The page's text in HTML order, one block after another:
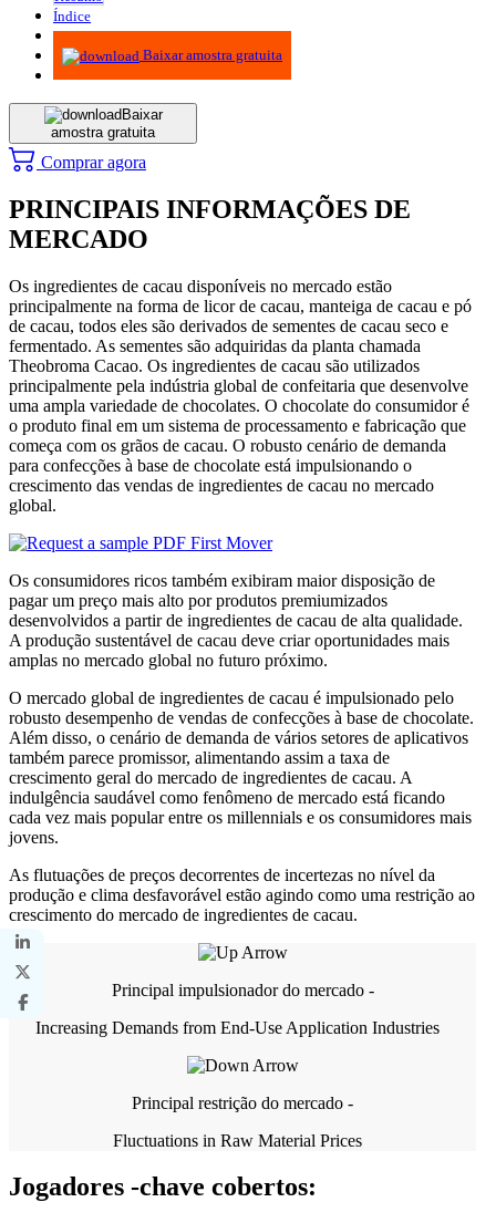
Índice
Metodologia
Baixar amostra gratuita
Baixar
amostra gratuita
Comprar agora
PRINCIPAIS INFORMAÇÕES DE
MERCADO
Os ingredientes de cacau disponíveis no mercado estão
principalmente na forma de licor de cacau, manteiga de cacau e pó
de cacau, todos eles são derivados de sementes de cacau seco e
fermentado. As sementes são adquiridas da planta chamada
Theobroma Cacao. Os ingredientes de cacau são utilizados
principalmente pela indústria global de confeitaria que desenvolve
uma ampla variedade de chocolates. O chocolate do consumidor é
o produto final em um sistema de processamento e fabricação que
começa com os grãos de cacau. O robusto cenário de demanda
para confecções à base de chocolate está impulsionando o
crescimento das vendas de ingredientes de cacau no mercado
global.
Os consumidores ricos também exibiram maior disposição de
pagar um preço mais alto por produtos premiumizados
desenvolvidos a partir de ingredientes de cacau de alta qualidade.
A produção sustentável de cacau deve criar oportunidades mais
amplas no mercado global no futuro próximo.
O mercado global de ingredientes de cacau é impulsionado pelo
robusto desempenho de vendas de confecções à base de chocolate.
Além disso, o cenário de demanda de vários setores de aplicativos
também parece promissor, alimentando assim a taxa de
crescimento geral do mercado de ingredientes de cacau. A
indulgência saudável como fenômeno de mercado está ficando
cada vez mais popular entre os millennials e os consumidores mais
jovens.
As flutuações de preços decorrentes de incertezas no nível da
produção e clima desfavorável estão agindo como uma restrição ao
crescimento do mercado de ingredientes de cacau.
Principal impulsionador do mercado -
Increasing Demands from End-Use Application Industries
Principal restrição do mercado -
Fluctuations in Raw Material Prices
Jogadores -chave cobertos: